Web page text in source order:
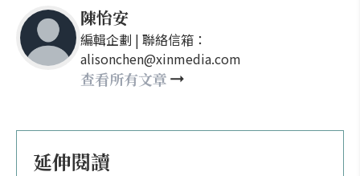
陳怡安
編輯企劃 | 聯絡信箱：
alisonchen@xinmedia.com
查看所有文章
延伸閱讀